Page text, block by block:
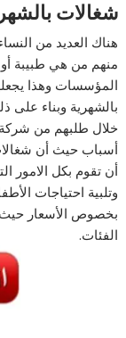
شغالات
هناك العديد من
منهم من هي طبيبة
المؤسسات وهذا
بالشهرية وبناء على
خلال طلبهم من
أسباب حيث أن
أن تقوم بكل الامور
وتلبية احتياجات
بخصوص الأسعار حيث
الفئات.